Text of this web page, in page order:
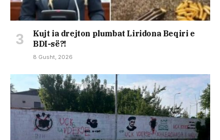
Kujt ia drejton plumbat Liridona Beqiri e
BDI-së?!
8 Gusht, 2026